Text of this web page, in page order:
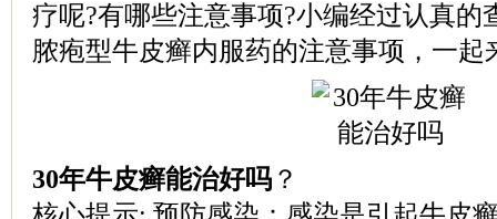
疗呢?有哪些注意事项?小编经过认真的
脓疱型牛皮癣内服药的注意事项，一起
30年牛皮癣能治好吗 ？